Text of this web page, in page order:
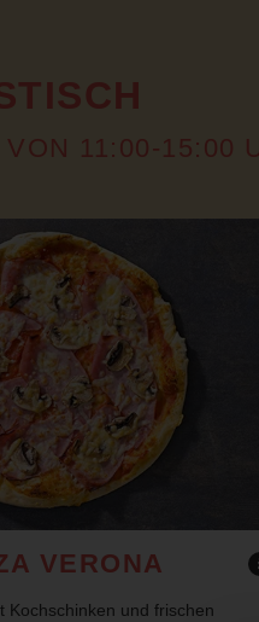
11:00-15:00
VERONA
Kochschinken und frischen